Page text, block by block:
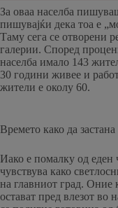
За оваа населба
пишувајќи дека тоа е
Таму сега се отворени
галерии. Според
населба имало 143
30 години живее и
жители е околу 60.
Времето како да застана
Иако е помалку од еден
чувствува како
на главниот град. Оние
остават пред влезот во